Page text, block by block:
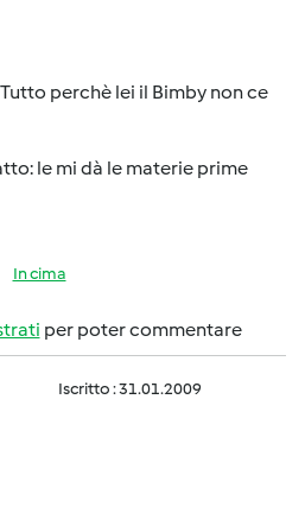
perchè lei il Bimby non ce
le mi dà le materie prime
In cima
per poter commentare
Iscritto : 31.01.2009